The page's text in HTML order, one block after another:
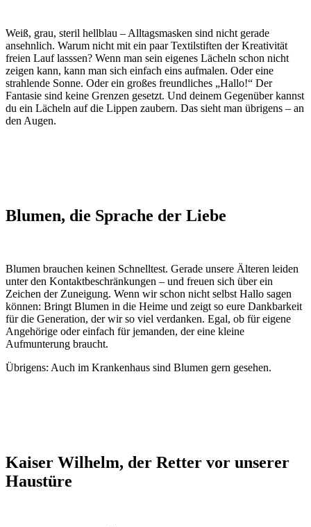
Weiß, grau, steril hellblau – Alltagsmasken sind nicht gerade
ansehnlich. Warum nicht mit ein paar Textilstiften der Kreativität
freien Lauf lasssen? Wenn man sein eigenes Lächeln schon nicht
zeigen kann, kann man sich einfach eins aufmalen. Oder eine
strahlende Sonne. Oder ein großes freundliches „Hallo!“ Der
Fantasie sind keine Grenzen gesetzt. Und deinem Gegenüber kannst
du ein Lächeln auf die Lippen zaubern. Das sieht man übrigens – an
den Augen.
Blumen, die Sprache der Liebe
Blumen brauchen keinen Schnelltest. Gerade unsere Älteren leiden
unter den Kontaktbeschränkungen – und freuen sich über ein
Zeichen der Zuneigung. Wenn wir schon nicht selbst Hallo sagen
können: Bringt Blumen in die Heime und zeigt so eure Dankbarkeit
für die Generation, der wir so viel verdanken. Egal, ob für eigene
Angehörige oder einfach für jemanden, der eine kleine
Aufmunterung braucht.
Übrigens: Auch im Krankenhaus sind Blumen gern gesehen.
Kaiser Wilhelm, der Retter vor unserer
Haustüre